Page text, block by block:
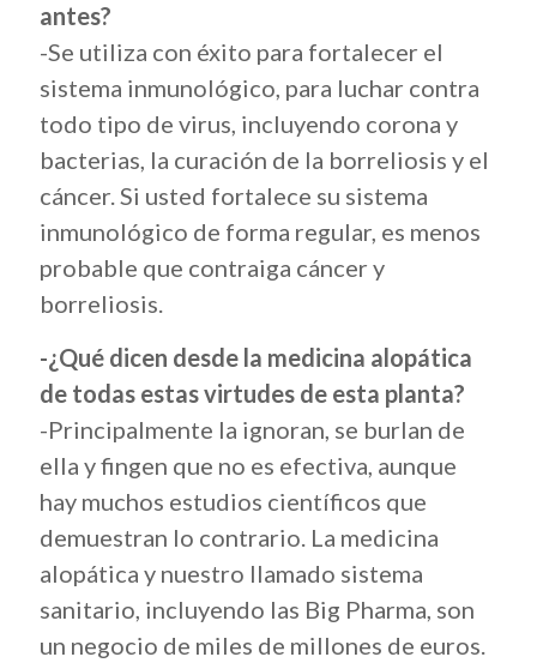
antes?
-Se utiliza con éxito para fortalecer el
sistema inmunológico, para luchar contra
todo tipo de virus, incluyendo corona y
bacterias, la curación de la borreliosis y el
cáncer. Si usted fortalece su sistema
inmunológico de forma regular, es menos
probable que contraiga cáncer y
borreliosis.
-¿Qué dicen desde la medicina alopática
de todas estas virtudes de esta planta?
-Principalmente la ignoran, se burlan de
ella y fingen que no es efectiva, aunque
hay muchos estudios científicos que
demuestran lo contrario. La medicina
alopática y nuestro llamado sistema
sanitario, incluyendo las Big Pharma, son
un negocio de miles de millones de euros.